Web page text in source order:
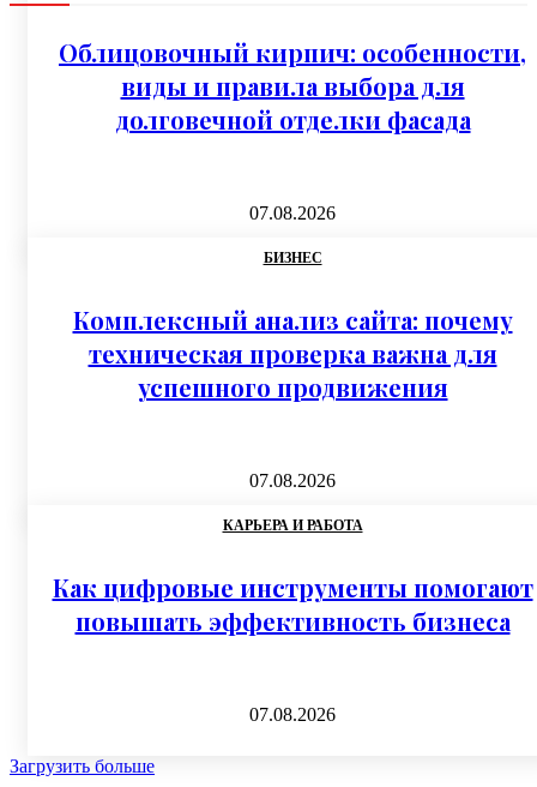
Облицовочный кирпич: особенности,
виды и правила выбора для
долговечной отделки фасада
07.08.2026
БИЗНЕС
Комплексный анализ сайта: почему
техническая проверка важна для
успешного продвижения
07.08.2026
КАРЬЕРА И РАБОТА
Как цифровые инструменты помогают
повышать эффективность бизнеса
07.08.2026
Загрузить больше